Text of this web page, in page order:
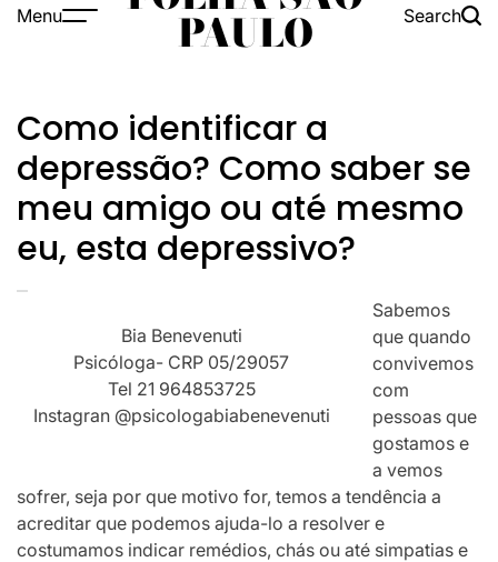
Menu PAULO Search
Como identificar a
depressão? Como saber se
meu amigo ou até mesmo
eu, esta depressivo?
Bia Benevenuti
Psicóloga- CRP 05/29057
Tel 21 964853725
Instagran @psicologabiabenevenuti
Sabemos
que quando
convivemos
com
pessoas que
gostamos e
a vemos
sofrer, seja por que motivo for, temos a tendência a
acreditar que podemos ajuda-lo a resolver e
costumamos indicar remédios, chás ou até simpatias e